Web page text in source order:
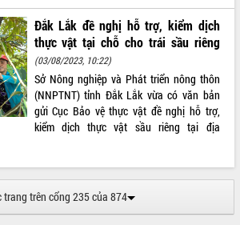
Đắk Lắk đề nghị hỗ trợ, kiểm dịch
thực vật tại chỗ cho trái sầu riêng
(03/08/2023, 10:22)
Sở Nông nghiệp và Phát triển nông thôn
(NNPTNT) tỉnh Đắk Lắk vừa có văn bản
gửi Cục Bảo vệ thực vật đề nghị hỗ trợ,
kiểm dịch thực vật sầu riêng tại địa
trang trên cổng 235 của 874